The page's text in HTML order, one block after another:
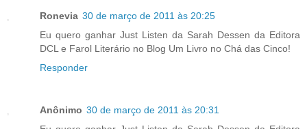
Ronevia 30 de março de 2011 às 20:25
Eu quero ganhar Just Listen da Sarah Dessen da Editora
DCL e Farol Literário no Blog Um Livro no Chá das Cinco!
Responder
Anônimo 30 de março de 2011 às 20:31